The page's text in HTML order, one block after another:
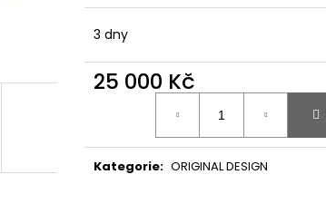
3 dny
25 000 Kč
Kategorie: ORIGINAL DESIGN
VLASOVÁ SPONA SCHEELIT